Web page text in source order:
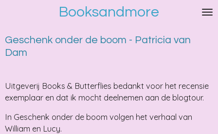
de
hoofdinhoud
Booksandmore
Geschenk onder de boom - Patricia van
Dam
Uitgeverij Books & Butterflies bedankt voor het recensie
exemplaar en dat ik mocht deelnemen aan de blogtour.
In Geschenk onder de boom volgen het verhaal van
William en Lucy.